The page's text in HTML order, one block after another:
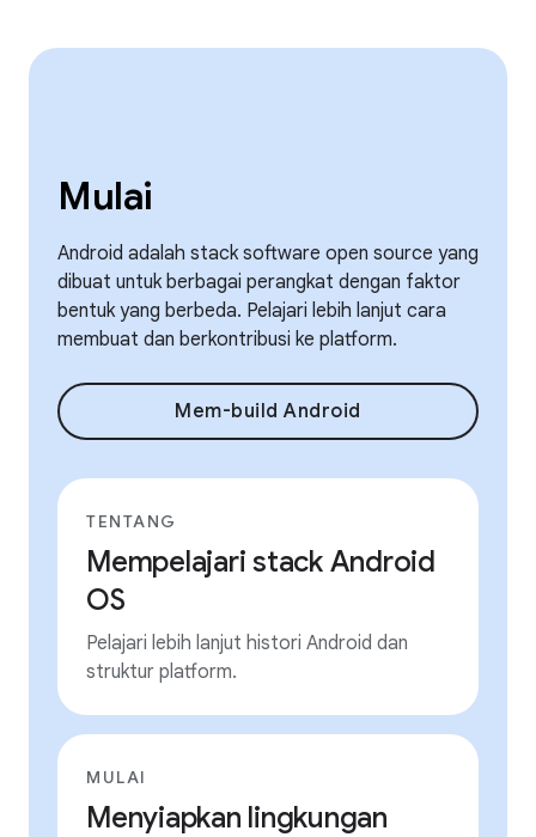
Mulai
Android adalah stack software open source yang
dibuat untuk berbagai perangkat dengan faktor
bentuk yang berbeda. Pelajari lebih lanjut cara
membuat dan berkontribusi ke platform.
Mem-build Android
TENTANG
Mempelajari stack Android
OS
Pelajari lebih lanjut histori Android dan
struktur platform.
MULAI
Menyiapkan lingkungan